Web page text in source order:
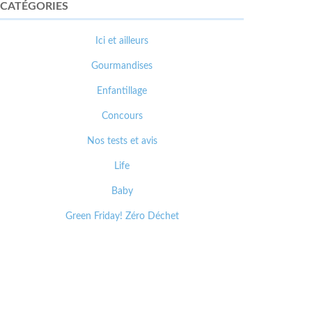
CATÉGORIES
Ici et ailleurs
Gourmandises
Enfantillage
Concours
Nos tests et avis
Life
Baby
Green Friday! Zéro Déchet